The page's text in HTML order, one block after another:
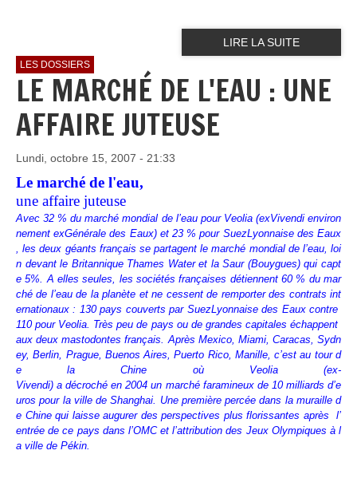
LIRE LA SUITE
LES DOSSIERS
LE MARCHÉ DE L'EAU : UNE
AFFAIRE JUTEUSE
Lundi, octobre 15, 2007 - 21:33
Le marché de l'eau,
une affaire juteuse
Avec 32 % du marché mondial de l’eau pour Veolia (exVivendi environ
nement exGénérale des Eaux) et 23 % pour SuezLyonnaise des Eaux
, les deux géants français se partagent le marché mondial de l’eau, loi
n devant le Britannique Thames Water et la Saur (Bouygues) qui capt
e 5%. A elles seules, les sociétés françaises détiennent 60 % du mar
ché de l’eau de la planète et ne cessent de remporter des contrats int
ernationaux : 130 pays couverts par SuezLyonnaise des Eaux contre
110 pour Veolia. Très peu de pays ou de grandes capitales échappent
aux deux mastodontes français. Après Mexico, Miami, Caracas, Sydn
ey, Berlin, Prague, Buenos Aires, Puerto Rico, Manille, c’est au tour d
e la Chine où Veolia (ex-
Vivendi) a décroché en 2004 un marché faramineux de 10 milliards d’e
uros pour la ville de Shanghai. Une première percée dans la muraille d
e Chine qui laisse augurer des perspectives plus florissantes après l’
entrée de ce pays dans l’OMC et l’attribution des Jeux Olympiques à l
a ville de Pékin.